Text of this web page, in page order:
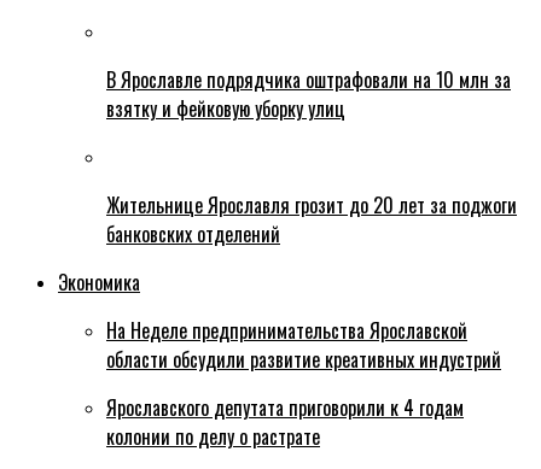
В Ярославле подрядчика оштрафовали на 10 млн за
взятку и фейковую уборку улиц
Жительнице Ярославля грозит до 20 лет за поджоги
банковских отделений
Экономика
На Неделе предпринимательства Ярославской
области обсудили развитие креативных индустрий
Ярославского депутата приговорили к 4 годам
колонии по делу о растрате